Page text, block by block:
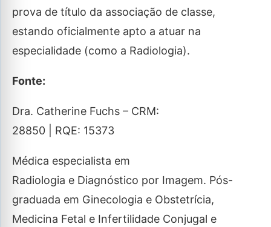
prova de título da associação de classe,
estando oficialmente apto a atuar na
especialidade (como a Radiologia).
Fonte:
Dra. Catherine Fuchs – CRM:
28850 | RQE: 15373
Médica especialista em
Radiologia e Diagnóstico por Imagem. Pós-
graduada em Ginecologia e Obstetrícia,
Medicina Fetal e Infertilidade Conjugal e